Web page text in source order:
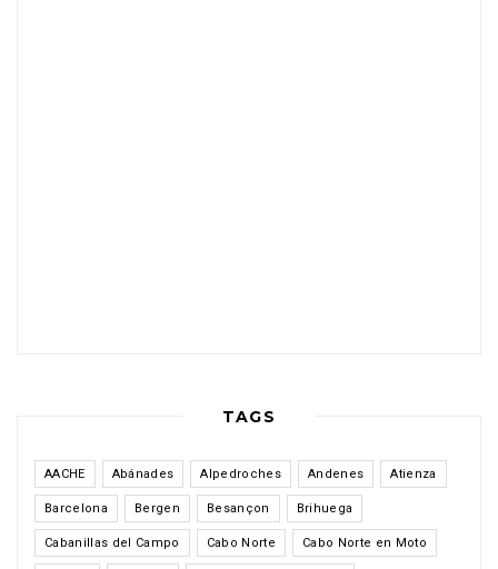
TAGS
AACHE Abánades Alpedroches Andenes Atienza
Barcelona Bergen Besançon Brihuega
Cabanillas del Campo Cabo Norte Cabo Norte en Moto